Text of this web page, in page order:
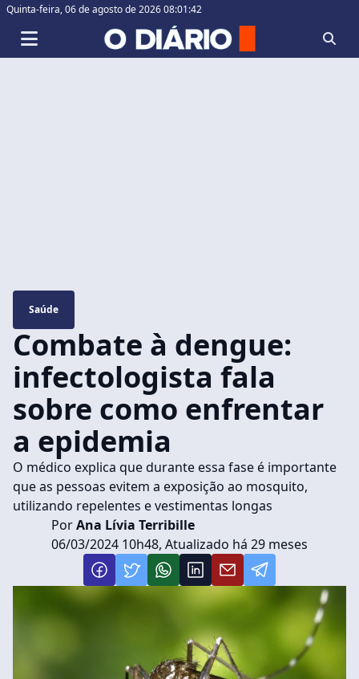
Quinta-feira,06 de agosto de 2026 08:01:43
Saúde
Combate à dengue:
infectologista fala
sobre como enfrentar
a epidemia
O médico explica que durante essa fase é importante
que as pessoas evitem a exposição ao mosquito,
utilizando repelentes e vestimentas longas
PorAna Lívia Terribille
06/03/2024 10h48, Atualizado há 29 meses